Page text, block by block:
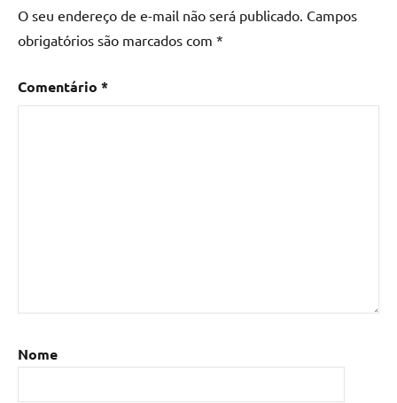
O seu endereço de e-mail não será publicado. Campos
obrigatórios são marcados com *
Comentário *
Nome